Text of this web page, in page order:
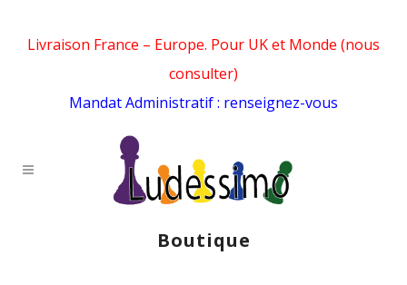
Livraison France – Europe. Pour UK et Monde (nous
consulter)
Mandat Administratif : renseignez-vous
Boutique